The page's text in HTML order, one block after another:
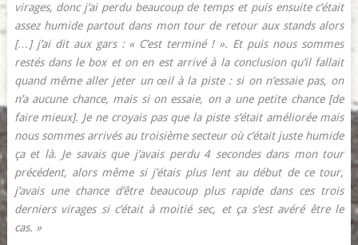
virages, donc j’ai perdu beaucoup de temps et puis ensuite c’était
assez humide partout dans mon tour de retour aux stands alors
[…] j’ai dit aux gars : « C’est terminé ! ». Et puis nous sommes
restés dans le box et on en est arrivé à la conclusion qu’il fallait
quand même aller jeter un œil à la piste : si on n’essaie pas, on
n’a aucune chance, mais si on essaie, on a une petite chance [de
faire mieux]. Je ne croyais pas que la piste s’était améliorée mais
nous sommes arrivés au troisième secteur où c’était juste humide
ça et là. Je savais que j’avais perdu 4 secondes dans mon tour
précédent, alors même si j’étais plus lent au début de ce tour,
j’avais une chance d’être beaucoup plus rapide dans ces trois
derniers virages si c’était à moitié sec, et ça s’est avéré être le
cas. »